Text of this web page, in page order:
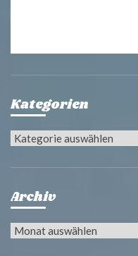
Kategorien
Kategorien
Archiv
Archiv